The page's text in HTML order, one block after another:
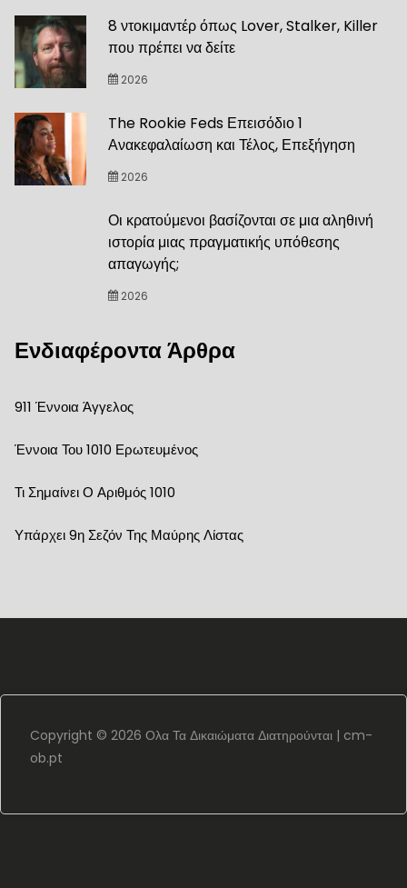
8 ντοκιμαντέρ όπως Lover, Stalker, Killer
που πρέπει να δείτε
2026
The Rookie Feds Επεισόδιο 1
Ανακεφαλαίωση και Τέλος, Επεξήγηση
2026
Οι κρατούμενοι βασίζονται σε μια αληθινή
ιστορία μιας πραγματικής υπόθεσης
απαγωγής;
2026
Ενδιαφέροντα Άρθρα
911 Έννοια Άγγελος
Έννοια Του 1010 Ερωτευμένος
Τι Σημαίνει Ο Αριθμός 1010
Υπάρχει 9η Σεζόν Της Μαύρης Λίστας
Copyright © 2026 Ολα Τα Δικαιώματα Διατηρούνται | cm-
ob.pt